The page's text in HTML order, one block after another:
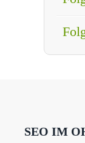
SEO IM